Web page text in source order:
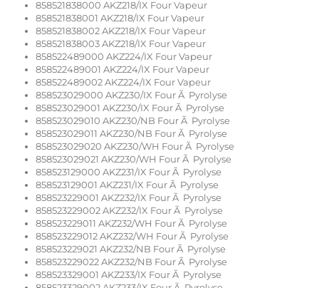
858521838000 AKZ218/IX Four Vapeur
858521838001 AKZ218/IX Four Vapeur
858521838002 AKZ218/IX Four Vapeur
858521838003 AKZ218/IX Four Vapeur
858522489000 AKZ224/IX Four Vapeur
858522489001 AKZ224/IX Four Vapeur
858522489002 AKZ224/IX Four Vapeur
858523029000 AKZ230/IX Four Ã Pyrolyse
858523029001 AKZ230/IX Four Ã Pyrolyse
858523029010 AKZ230/NB Four Ã Pyrolyse
858523029011 AKZ230/NB Four Ã Pyrolyse
858523029020 AKZ230/WH Four Ã Pyrolyse
858523029021 AKZ230/WH Four Ã Pyrolyse
858523129000 AKZ231/IX Four Ã Pyrolyse
858523129001 AKZ231/IX Four Ã Pyrolyse
858523229001 AKZ232/IX Four Ã Pyrolyse
858523229002 AKZ232/IX Four Ã Pyrolyse
858523229011 AKZ232/WH Four Ã Pyrolyse
858523229012 AKZ232/WH Four Ã Pyrolyse
858523229021 AKZ232/NB Four Ã Pyrolyse
858523229022 AKZ232/NB Four Ã Pyrolyse
858523329001 AKZ233/IX Four Ã Pyrolyse